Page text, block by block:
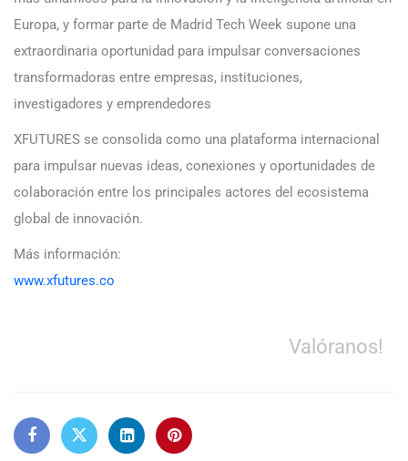
Europa, y formar parte de Madrid Tech Week supone una
extraordinaria oportunidad para impulsar conversaciones
transformadoras entre empresas, instituciones,
investigadores y emprendedores
XFUTURES se consolida como una plataforma internacional
para impulsar nuevas ideas, conexiones y oportunidades de
colaboración entre los principales actores del ecosistema
global de innovación.
Más información:
www.xfutures.co
Valóranos!